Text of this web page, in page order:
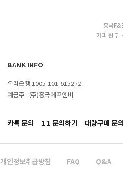
흥국
커피 원두
BANK INFO
우리은행 1005-101-615272
예금주 : (주)흥국에프엔비
카톡 문의 1:1 문의하기 대량구매 문의
개인정보취급방침 FAQ Q&A